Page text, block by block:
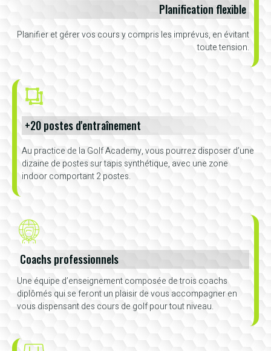
Planification flexible
Planifier et gérer vos cours y compris les imprévus, en évitant
toute tension.
+20 postes d'entraînement
Au practice de la Golf Academy, vous pourrez disposer d’une
dizaine de postes sur tapis synthétique, avec une zone
indoor comportant 2 postes.
Coachs professionnels
Une équipe d’enseignement composée de trois coachs
diplômés qui se feront un plaisir de vous accompagner en
vous dispensant des cours de golf pour tout niveau.